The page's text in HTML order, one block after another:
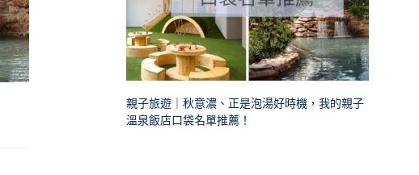
親子旅遊｜秋意濃、正是泡湯好時機，我的親子
溫泉飯店口袋名單推薦！